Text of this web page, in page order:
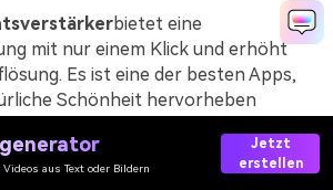
bietet eine
mit nur einem Klick und erhöht
Es ist eine der besten Apps,
Schönheit hervorheben
Schärfe verbessern. Eines der
dieser KI-GesichtsverstärkerApp
aus Text oder Bildern
Jetzt
erstellen